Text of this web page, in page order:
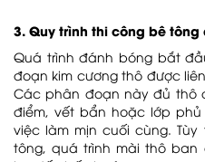
3. Quy trình thi công bê
Quá trình đánh bóng bắt
đoạn kim cương thô được
Các phân đoạn này đủ thô
điểm, vết bẩn hoặc lớp
việc làm mịn cuối cùng.
tông, quá trình mài thô